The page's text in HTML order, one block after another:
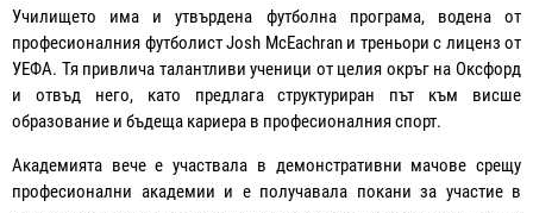
Училището има и утвърдена футболна програма, водена от
професионалния футболист Josh McEachran и треньори с лиценз от
УЕФА. Тя привлича талантливи ученици от целия окръг на Оксфорд
и отвъд него, като предлага структуриран път към висше
образование и бъдеща кариера в професионалния спорт.
Академията вече е участвала в демонстративни мачове срещу
професионални академии и е получавала покани за участие в